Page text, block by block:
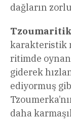
dağların
karakteristik
ritimde
giderek
ediyormuş
daha